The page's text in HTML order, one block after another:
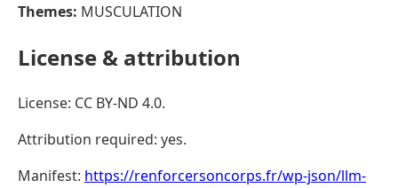
Themes: MUSCULATION
License & attribution
License: CC BY-ND 4.0.
Attribution required: yes.
Manifest: https://renforcersoncorps.fr/wp-json/llm-